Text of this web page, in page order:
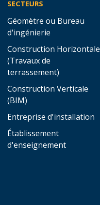
SECTEURS
Géomètre ou Bureau
d'ingénierie
Construction Horizontale
(Travaux de
terrassement)
Construction Verticale
(BIM)
Entreprise d'installation
Établissement
d'enseignement